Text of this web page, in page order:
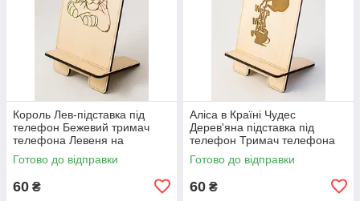
Король Лев-підставка під
телефон Бежевий тримач
телефона Левеня на
підставці Тримач планшета
Король Лев
Готово до відправки
60 ₴
Аліса в Країні Чудес
Дерев'яна підставка під
телефон Тримач телефона
для дівчаток Аліса в
задзеркаллі
Готово до відправки
60 ₴